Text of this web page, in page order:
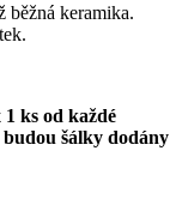
běžná keramika.
ks od každé
budou šálky dodány